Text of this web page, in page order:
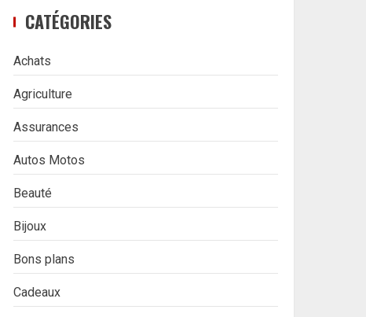
CATÉGORIES
Achats
Agriculture
Assurances
Autos Motos
Beauté
Bijoux
Bons plans
Cadeaux